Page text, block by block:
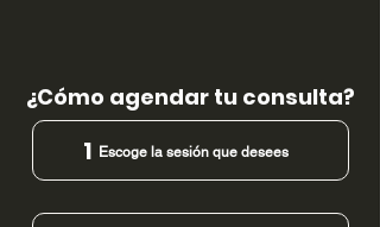
¿Cómo agendar tu consulta?
1 Escoge la sesión que desees